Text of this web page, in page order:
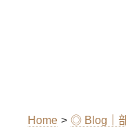
Home > ◎ Blog｜